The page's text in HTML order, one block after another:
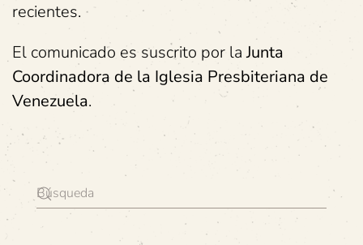
recientes.
El comunicado es suscrito por laJunta
Coordinadora de la Iglesia Presbiteriana de
Venezuela.